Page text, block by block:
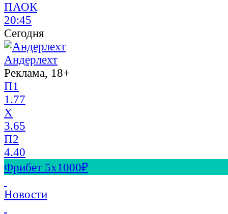
ПАОК
20:45
Сегодня
Андерлехт
Реклама, 18+
П1
1.77
X
3.65
П2
4.40
Фрибет 5х1000₽
Новости